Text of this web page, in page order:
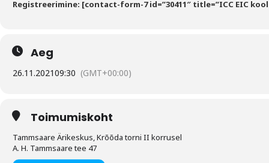
Registreerimine: [contact-form-7 id=”30411″ title=”ICC EIC
Aeg
26.11.202109:30 (GMT+00:00)
Toimumiskoht
Tammsaare Ärikeskus, Krõõda torni II korrusel
A. H. Tammsaare tee 47